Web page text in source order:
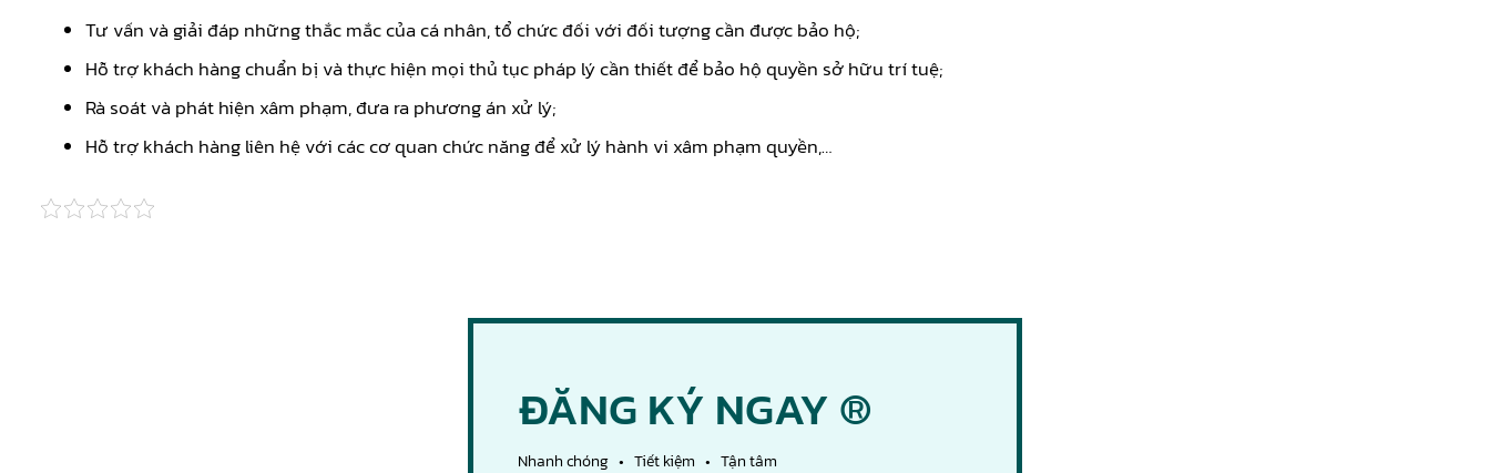
Tư vấn và giải đáp những thắc mắc của cá nhân, tổ chức đối với đối tượng cần được bảo hộ;
Hỗ trợ khách hàng chuẩn bị và thực hiện mọi thủ tục pháp lý cần thiết để bảo hộ quyền sở hữu trí tuệ;
Rà soát và phát hiện xâm phạm, đưa ra phương án xử lý;
Hỗ trợ khách hàng liên hệ với các cơ quan chức năng để xử lý hành vi xâm phạm quyền,…
ĐĂNG KÝ NGAY ®
Nhanh chóng • Tiết kiệm • Tận tâm